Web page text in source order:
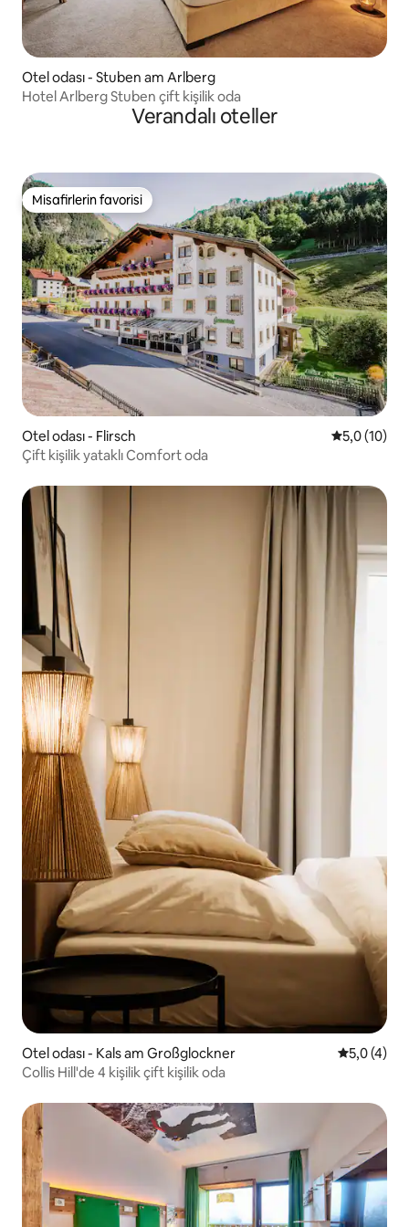
Otel odası - Stuben am Arlberg
Hotel Arlberg Stuben çift kişilik oda
Verandalı oteller
Misafirlerin favorisi
Misafirlerin favorisi
Otel odası - Flirsch 55,0 (10)
Çift kişilik yataklı Comfort oda
Otel odası - Kals am Großglockner 55,0 (4)
Collis Hill'de 4 kişilik çift kişilik oda